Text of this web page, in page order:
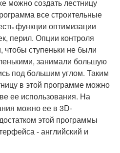
можно создать лестницу
все строительные
функции оптимизации
перил. Опции контроля
чтобы ступеньки не были
занимали большую
под большим углом. Таким
в этой программе можно
ее использования. На
можно ее в 3D-
этой программы
- английский и